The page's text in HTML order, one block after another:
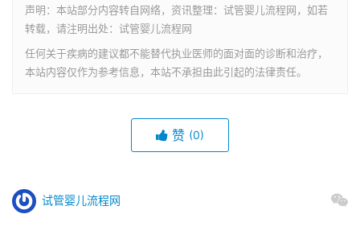
声明：本站部分内容转自网络，资讯整理：试管婴儿流程网，如若
转载，请注明出处：试管婴儿流程网
任何关于疾病的建议都不能替代执业医师的面对面的诊断和治疗，
本站内容仅作为参考信息，本站不承担由此引起的法律责任。
赞 (0)
试管婴儿流程网